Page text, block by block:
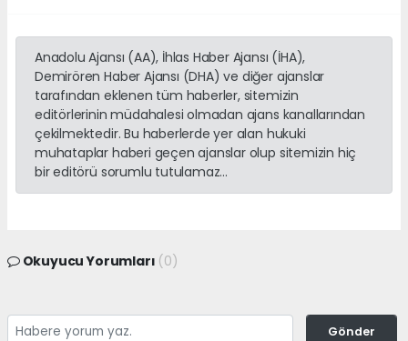
Anadolu Ajansı (AA), İhlas Haber Ajansı (İHA),
Demirören Haber Ajansı (DHA) ve diğer ajanslar
tarafından eklenen tüm haberler, sitemizin
editörlerinin müdahalesi olmadan ajans kanallarından
çekilmektedir. Bu haberlerde yer alan hukuki
muhataplar haberi geçen ajanslar olup sitemizin hiç
bir editörü sorumlu tutulamaz...
Okuyucu Yorumları (0)
Gönder